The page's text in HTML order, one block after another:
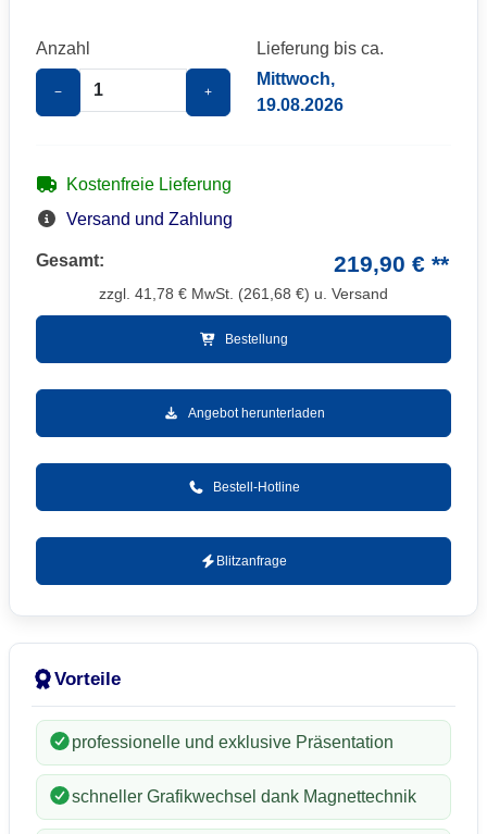
Anzahl Lieferung bis ca.
− +
Mittwoch,
19.08.2026
Kostenfreie Lieferung
Versand und Zahlung
Gesamt: 219,90 € **
zzgl. 41,78 € MwSt. (261,68 €) u. Versand
Bestellung
Angebot herunterladen
Bestell-Hotline
Blitzanfrage
Vorteile
professionelle und exklusive Präsentation
schneller Grafikwechsel dank Magnettechnik